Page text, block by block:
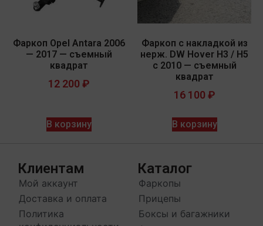
Фаркоп Opel Antara 2006
— 2017 — съемный
квадрат
12 200 ₽
В корзину
Фаркоп c накладкой из
нерж. DW Hover H3 / H5
с 2010 — съемный
квадрат
16 100 ₽
В корзину
Клиентам
Мой аккаунт
Доставка и оплата
Политика
Каталог
Фаркопы
Прицепы
Боксы и багажники